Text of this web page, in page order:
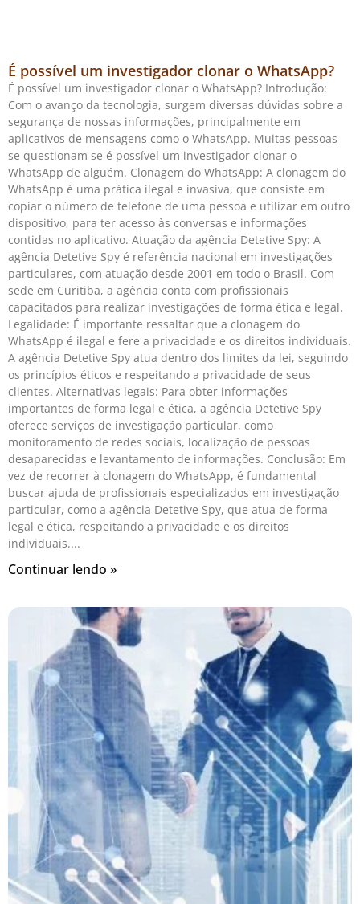
É possível um investigador clonar o WhatsApp?
É possível um investigador clonar o WhatsApp? Introdução:
Com o avanço da tecnologia, surgem diversas dúvidas sobre a
segurança de nossas informações, principalmente em
aplicativos de mensagens como o WhatsApp. Muitas pessoas
se questionam se é possível um investigador clonar o
WhatsApp de alguém. Clonagem do WhatsApp: A clonagem do
WhatsApp é uma prática ilegal e invasiva, que consiste em
copiar o número de telefone de uma pessoa e utilizar em outro
dispositivo, para ter acesso às conversas e informações
contidas no aplicativo. Atuação da agência Detetive Spy: A
agência Detetive Spy é referência nacional em investigações
particulares, com atuação desde 2001 em todo o Brasil. Com
sede em Curitiba, a agência conta com profissionais
capacitados para realizar investigações de forma ética e legal.
Legalidade: É importante ressaltar que a clonagem do
WhatsApp é ilegal e fere a privacidade e os direitos individuais.
A agência Detetive Spy atua dentro dos limites da lei, seguindo
os princípios éticos e respeitando a privacidade de seus
clientes. Alternativas legais: Para obter informações
importantes de forma legal e ética, a agência Detetive Spy
oferece serviços de investigação particular, como
monitoramento de redes sociais, localização de pessoas
desaparecidas e levantamento de informações. Conclusão: Em
vez de recorrer à clonagem do WhatsApp, é fundamental
buscar ajuda de profissionais especializados em investigação
particular, como a agência Detetive Spy, que atua de forma
legal e ética, respeitando a privacidade e os direitos
individuais.
Continuar lendo »